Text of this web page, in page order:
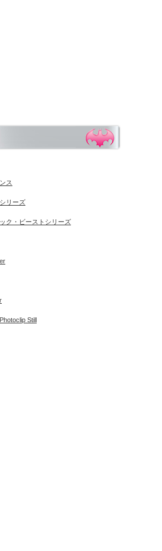
ス
リーズ
ク・ビーストシリーズ
Still